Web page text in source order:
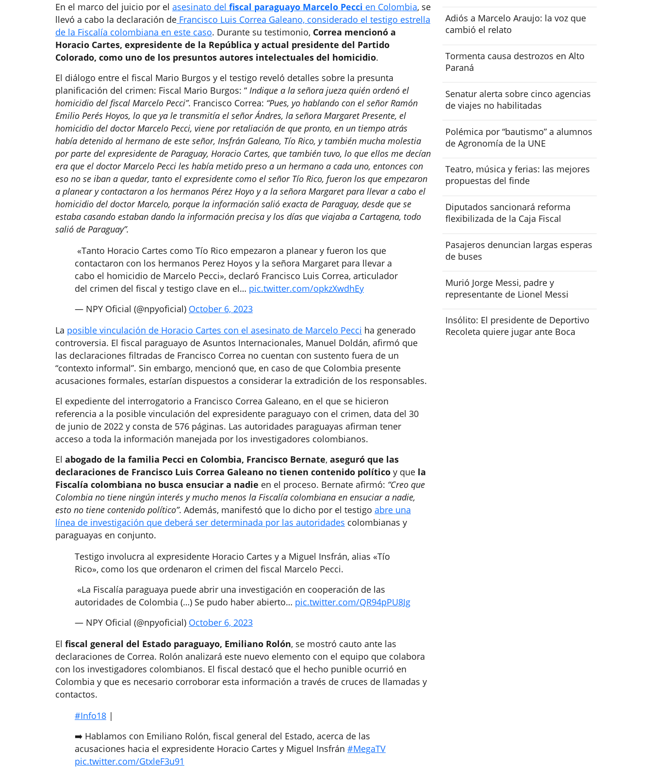
En el marco del juicio por el asesinato del fiscal paraguayo Marcelo Pecci en Colombia, se
llevó a cabo la declaración de Francisco Luis Correa Galeano, considerado el testigo estrella
de la Fiscalía colombiana en este caso. Durante su testimonio, Correa mencionó a
Horacio Cartes, expresidente de la República y actual presidente del Partido
Colorado, como uno de los presuntos autores intelectuales del homicidio.
El diálogo entre el fiscal Mario Burgos y el testigo reveló detalles sobre la presunta
planificación del crimen: Fiscal Mario Burgos: “ Indique a la señora jueza quién ordenó el
homicidio del fiscal Marcelo Pecci”. Francisco Correa: “Pues, yo hablando con el señor Ramón
Emilio Perés Hoyos, lo que ya le transmitía el señor Ándres, la señora Margaret Presente, el
homicidio del doctor Marcelo Pecci, viene por retaliación de que pronto, en un tiempo atrás
había detenido al hermano de este señor, Insfrán Galeano, Tío Rico, y también mucha molestia
por parte del expresidente de Paraguay, Horacio Cartes, que también tuvo, lo que ellos me decían
era que el doctor Marcelo Pecci les había metido preso a un hermano a cada uno, entonces con
eso no se iban a quedar, tanto el expresidente como el señor Tío Rico, fueron los que empezaron
a planear y contactaron a los hermanos Pérez Hoyo y a la señora Margaret para llevar a cabo el
homicidio del doctor Marcelo, porque la información salió exacta de Paraguay, desde que se
estaba casando estaban dando la información precisa y los días que viajaba a Cartagena, todo
salió de Paraguay”.
️ «Tanto Horacio Cartes como Tío Rico empezaron a planear y fueron los que
contactaron con los hermanos Perez Hoyos y la señora Margaret para llevar a
cabo el homicidio de Marcelo Pecci», declaró Francisco Luis Correa, articulador
del crimen del fiscal y testigo clave en el… pic.twitter.com/opkzXwdhEy
— NPY Oficial (@npyoficial) October 6, 2023
La posible vinculación de Horacio Cartes con el asesinato de Marcelo Pecci ha generado
controversia. El fiscal paraguayo de Asuntos Internacionales, Manuel Doldán, afirmó que
las declaraciones filtradas de Francisco Correa no cuentan con sustento fuera de un
“contexto informal”. Sin embargo, mencionó que, en caso de que Colombia presente
acusaciones formales, estarían dispuestos a considerar la extradición de los responsables.
El expediente del interrogatorio a Francisco Correa Galeano, en el que se hicieron
referencia a la posible vinculación del expresidente paraguayo con el crimen, data del 30
de junio de 2022 y consta de 576 páginas. Las autoridades paraguayas afirman tener
acceso a toda la información manejada por los investigadores colombianos.
El abogado de la familia Pecci en Colombia, Francisco Bernate, aseguró que las
declaraciones de Francisco Luis Correa Galeano no tienen contenido político y que la
Fiscalía colombiana no busca ensuciar a nadie en el proceso. Bernate afirmó: “Creo que
Colombia no tiene ningún interés y mucho menos la Fiscalía colombiana en ensuciar a nadie,
esto no tiene contenido político”. Además, manifestó que lo dicho por el testigo abre una
línea de investigación que deberá ser determinada por las autoridades colombianas y
paraguayas en conjunto.
Testigo involucra al expresidente Horacio Cartes y a Miguel Insfrán, alias «Tío
Rico», como los que ordenaron el crimen del fiscal Marcelo Pecci.
️ «La Fiscalía paraguaya puede abrir una investigación en cooperación de las
autoridades de Colombia (…) Se pudo haber abierto… pic.twitter.com/QR94pPU8Jg
— NPY Oficial (@npyoficial) October 6, 2023
El fiscal general del Estado paraguayo, Emiliano Rolón, se mostró cauto ante las
declaraciones de Correa. Rolón analizará este nuevo elemento con el equipo que colabora
con los investigadores colombianos. El fiscal destacó que el hecho punible ocurrió en
Colombia y que es necesario corroborar esta información a través de cruces de llamadas y
contactos.
#Info18 |
➡️ Hablamos con Emiliano Rolón, fiscal general del Estado, acerca de las
acusaciones hacia el expresidente Horacio Cartes y Miguel Insfrán #MegaTV
pic.twitter.com/GtxleF3u91
Adiós a Marcelo Araujo: la voz que
cambió el relato
Tormenta causa destrozos en Alto
Paraná
Senatur alerta sobre cinco agencias
de viajes no habilitadas
Polémica por “bautismo” a alumnos
de Agronomía de la UNE
Teatro, música y ferias: las mejores
propuestas del finde
Diputados sancionará reforma
flexibilizada de la Caja Fiscal
Pasajeros denuncian largas esperas
de buses
Murió Jorge Messi, padre y
representante de Lionel Messi
Insólito: El presidente de Deportivo
Recoleta quiere jugar ante Boca